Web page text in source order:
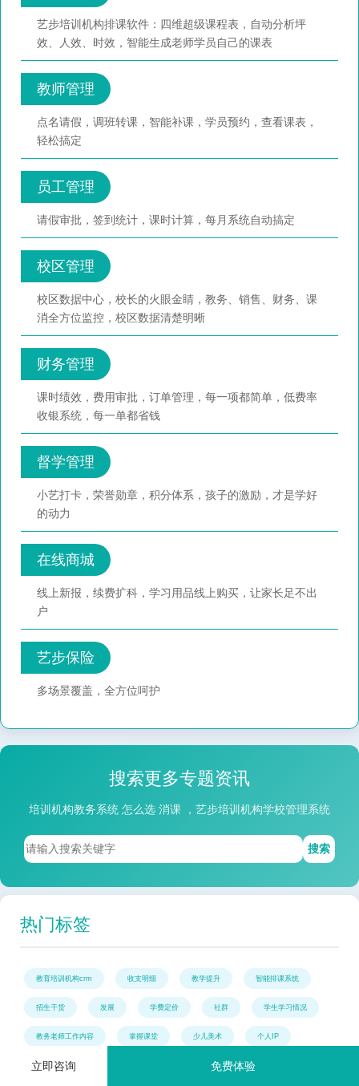
艺步培训机构排课软件：四维超级课程表，自动分析坪
效、人效、时效，智能生成老师学员自己的课表
教师管理
点名请假，调班转课，智能补课，学员预约，查看课表，
轻松搞定
员工管理
请假审批，签到统计，课时计算，每月系统自动搞定
校区管理
校区数据中心，校长的火眼金睛，教务、销售、财务、课
消全方位监控，校区数据清楚明晰
财务管理
课时绩效，费用审批，订单管理，每一项都简单，低费率
收银系统，每一单都省钱
督学管理
小艺打卡，荣誉勋章，积分体系，孩子的激励，才是学好
的动力
在线商城
线上新报，续费扩科，学习用品线上购买，让家长足不出
户
艺步保险
多场景覆盖，全方位呵护
搜索更多专题资讯
培训机构教务系统 怎么选 消课 ，艺步培训机构学校管理系统
搜索
热门标签
教育培训机构crm 收支明细 教学提升 智能排课系统
招生干货 发展 学费定价 社群 学生学习情况
教务老师工作内容 掌握课堂 少儿美术 个人IP
招生宣传 传统管理模式
立即咨询 免费体验